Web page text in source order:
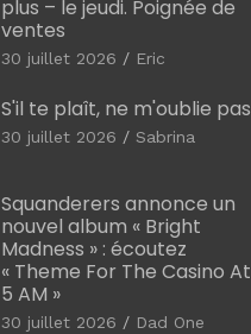
plus – le jeudi. Poignée de
ventes
30 juillet 2026 Eric
S'il te plaît, ne m'oublie pas
30 juillet 2026 Sabrina
Squanderers annonce un
nouvel album « Bright
Madness » : écoutez
« Theme For The Casino At
5 AM »
30 juillet 2026 Dad One